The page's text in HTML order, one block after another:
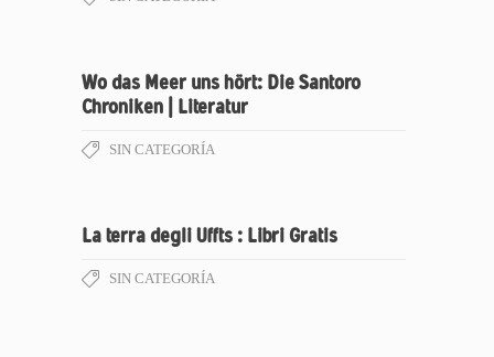
Wo das Meer uns hört: Die Santoro
Chroniken | Literatur
SIN CATEGORÍA
La terra degli Uffts : Libri Gratis
SIN CATEGORÍA